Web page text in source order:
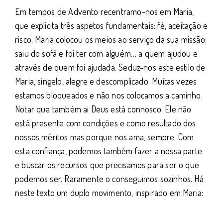
Em tempos de Advento recentramo-nos em Maria,
que explicita três aspetos fundamentais: fé, aceitação e
risco. Maria colocou os meios ao serviço da sua missão:
saiu do sofá e foi ter com alguém… a quem ajudou e
através de quem foi ajudada. Seduz-nos este estilo de
Maria, singelo, alegre e descomplicado. Muitas vezes
estamos bloqueados e não nos colocamos a caminho.
Notar que também ai Deus está connosco. Ele não
está presente com condições e como resultado dos
nossos méritos mas porque nos ama, sempre. Com
esta confiança, podemos também fazer a nossa parte
e buscar os recursos que precisamos para ser o que
podemos ser. Raramente o conseguimos sozinhos. Há
neste texto um duplo movimento, inspirado em Maria: